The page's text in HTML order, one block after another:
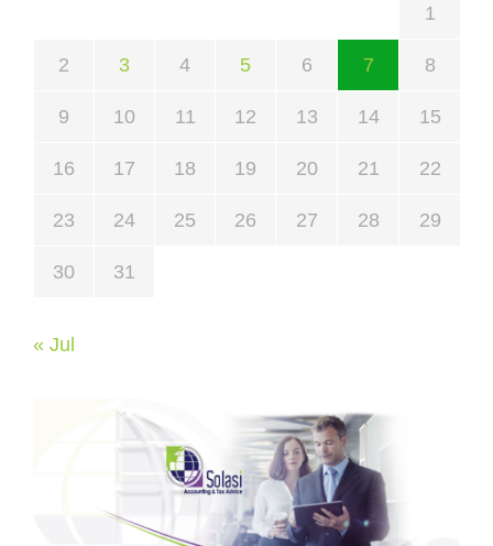
1
2 3 4 5 6 7 8
9 10 11 12 13 14 15
16 17 18 19 20 21 22
23 24 25 26 27 28 29
30 31
« Jul